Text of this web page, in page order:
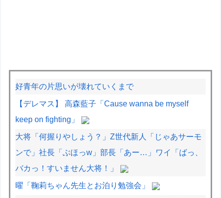
好青年の片思いが壊れていくまで
【デレマス】 高森藍子「Cause wanna be myself
keep on fighting」
大将「何握りやしょう？」Z世代新人「じゃあサーモ
ンで」社長「ぶほっw」部長「あー…」ワイ「ばっ、
バカっ！すいません大将！」
曜「鞠莉ちゃん先生とお泊り勉強会」